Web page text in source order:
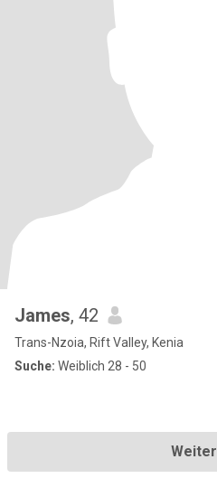
James, 42
Trans-Nzoia, Rift Valley, Kenia
Suche: Weiblich 28 - 50
Weiter